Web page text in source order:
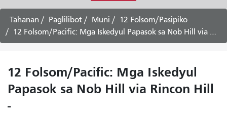
gustong
maglakbay
Tahanan Paglilibot Muni
12 Folsom/Pasipiko
12 Folsom/Pacific: Mga Iskedyul Papasok sa Nob Hill via Rincon Hill - Agosto 17, 2026
12 Folsom/Pacific: Mga Iskedyul
Papasok sa Nob Hill via Rincon Hill
-